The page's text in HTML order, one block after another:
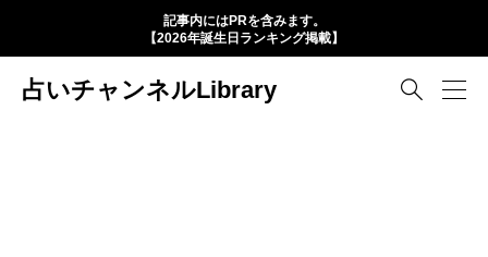
記事内にはPRを含みます。
【2026年誕生日ランキング掲載】
占いチャンネルLibrary 